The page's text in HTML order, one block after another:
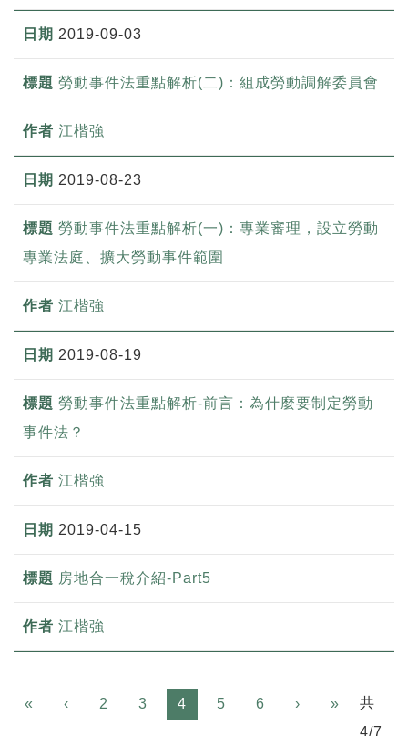
2019-09-03
勞動事件法重點解析(二)：組成勞動調解委員會
江楷強
2019-08-23
勞動事件法重點解析(一)：專業審理，設立勞動
專業法庭、擴大勞動事件範圍
江楷強
2019-08-19
勞動事件法重點解析-前言：為什麼要制定勞動
事件法？
江楷強
2019-04-15
房地合一稅介紹-Part5
江楷強
« Previous
‹ 2 3 4 5 6 › » Next
共
4/7